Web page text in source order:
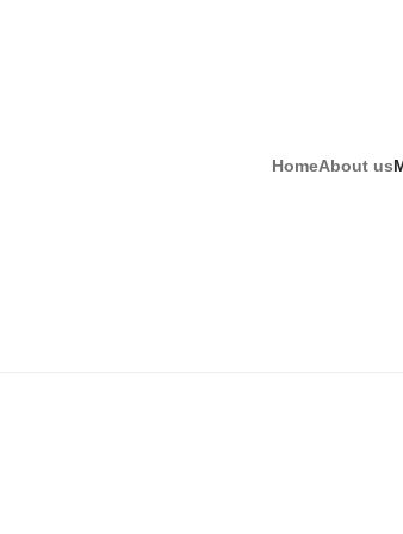
HomeAbout us